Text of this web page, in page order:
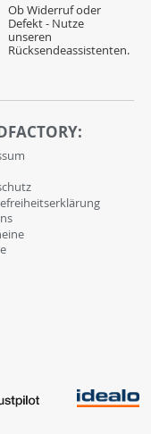
Ob Widerruf oder
Defekt - Nutze
unseren
Rücksendeassistenten.